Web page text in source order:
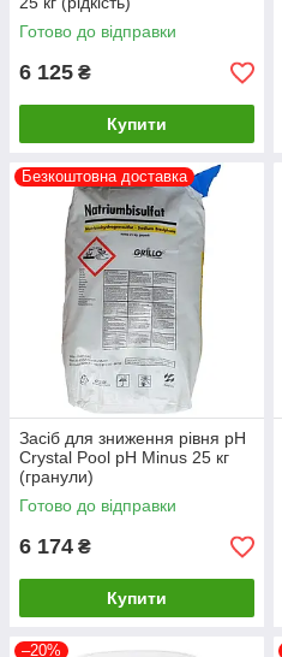
Готово до відправки
6 125 ₴
Купити
Безкоштовна доставка
Засіб для зниження рівня pH
Crystal Pool pH Minus 25 кг
(гранули)
Готово до відправки
6 174 ₴
Купити
–20%